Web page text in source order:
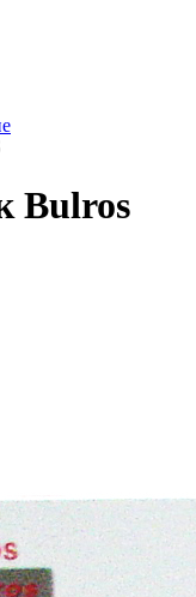
Bulros